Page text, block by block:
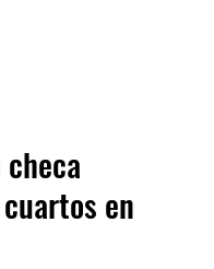
en